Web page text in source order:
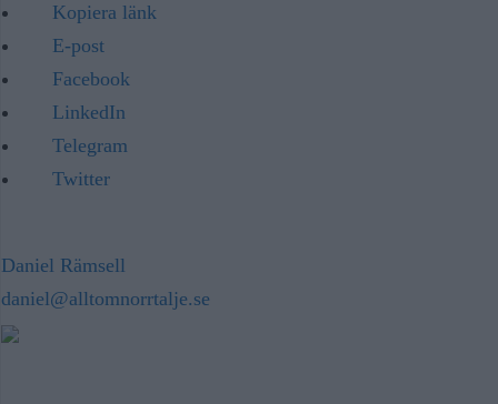
Kopiera länk
E-post
Facebook
LinkedIn
Telegram
Twitter
Daniel Rämsell
daniel@alltomnorrtalje.se